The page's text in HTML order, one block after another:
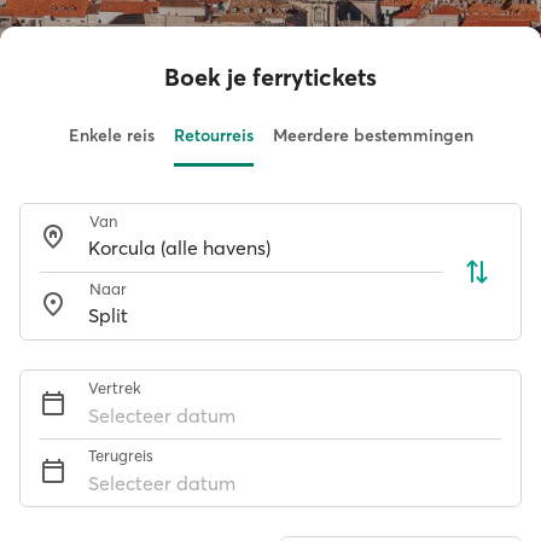
Boek je ferrytickets
Enkele reis Retourreis Meerdere bestemmingen
Van
Naar
Vertrek
Selecteer datum
Terugreis
Selecteer datum